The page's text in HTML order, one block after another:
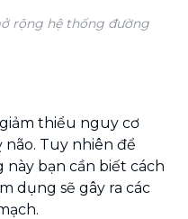
rộng hệ thống đường
thiểu nguy cơ
Tuy nhiên để
bạn cần biết cách
dụng sẽ gây ra các